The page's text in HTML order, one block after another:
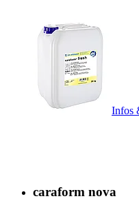
Infos
caraform nova